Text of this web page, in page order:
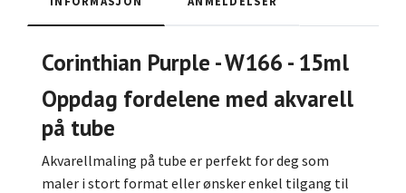
Corinthian Purple - W166 - 15ml
Oppdag fordelene med akvarell
på tube
Akvarellmaling på tube er perfekt for deg som
maler i stort format eller ønsker enkel tilgang til